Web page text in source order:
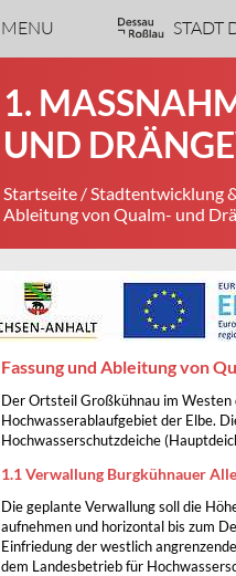
MENU STADT
1.
ND
Startseite /Stadtentwicklung
Ableitung von Qualm- und
Fassung und Ableitung von
Der Ortsteil Großkühnau im
Hochwasserablaufgebiet der Elbe.
Hochwasserschutzdeiche
1.1 Verwallung Burgkühnauer
Die geplante Verwallung soll die
aufnehmen und horizontal bis zum
Einfriedung der westlich
dem Landesbetrieb für